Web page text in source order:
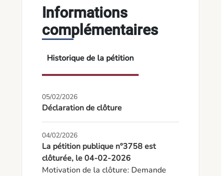
Informations
complémentaires
Historique de la pétition
05/02/2026
Déclaration de clôture
04/02/2026
La pétition publique n°3758 est
clôturée, le 04-02-2026
Motivation de la clôture: Demande